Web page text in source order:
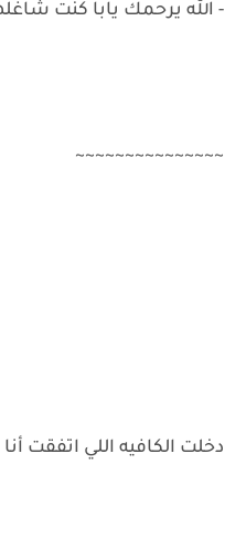
- الله يرحمك يابا كنت
~~~~~~~~~~~~~~~
دخلت الكافيه اللي اتفقت